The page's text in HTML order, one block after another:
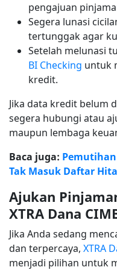
pengajuan
Segera lunasi
tertunggak agar
Setelah melunasi
BI Checking untuk
kredit.
Jika data kredit belum
segera hubungi atau
maupun lembaga
Baca juga: Pemutihan
Tak Masuk Daftar
Ajukan
XTRA Dana
Jika Anda sedang
dan terpercaya, XTRA
menjadi pilihan untuk